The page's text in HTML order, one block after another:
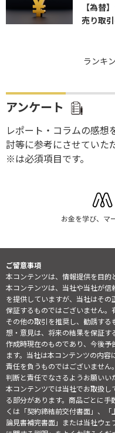
【為替
売り取
ランキ
アンケート
レポート・コラムの感想
討等に参考にさせていた
※は必須項目です。
お金を学び、マ
ご留意事項
本コンテンツは、情報提供を目的
本コンテンツは、当社や当社が
を提供していますが、当社はそ
保証するものではございません。
その他の取引を推奨し、勧誘す
想・意見は、将来の結果を保証
作成時現在のものであり、今後
ます。当社は本コンテンツの内
責任を負うものではございませ
判断と責任でなさるようお願いい
本コンテンツでは当社でお取扱
る部分があります。商品ごとに
くは「契約締結前交付書面」、
論見書補完書面」または当社ウェ